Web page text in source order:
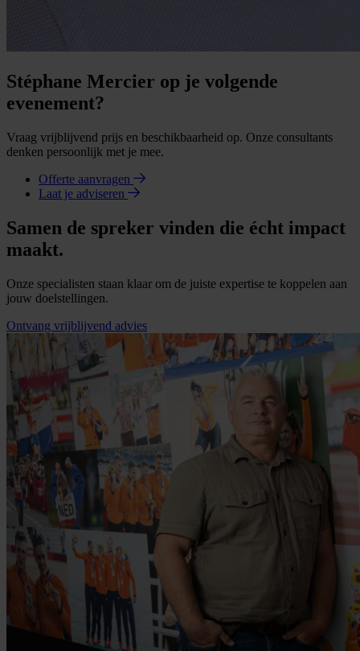
Stéphane Mercier op je volgende
evenement?
Vraag vrijblijvend prijs en beschikbaarheid op. Onze consultants
denken persoonlijk met je mee.
Offerte aanvragen
Laat je adviseren
Samen de spreker vinden die écht impact
maakt.
Onze specialisten staan klaar om de juiste expertise te koppelen aan
jouw doelstellingen.
Ontvang vrijblijvend advies